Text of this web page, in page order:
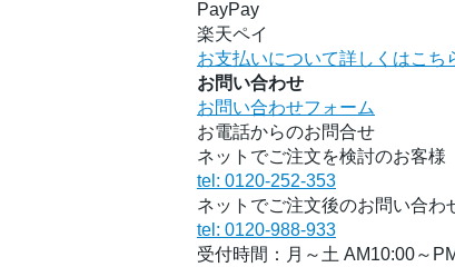
PayPay
楽天ペイ
お支払いについて詳しくはこち
お問い合わせ
お問い合わせフォーム
お電話からのお問合せ
ネットでご注文を検討のお客様
tel: 0120-252-353
ネットでご注文後のお問い合わ
tel: 0120-988-933
受付時間：月～土 AM10:00～